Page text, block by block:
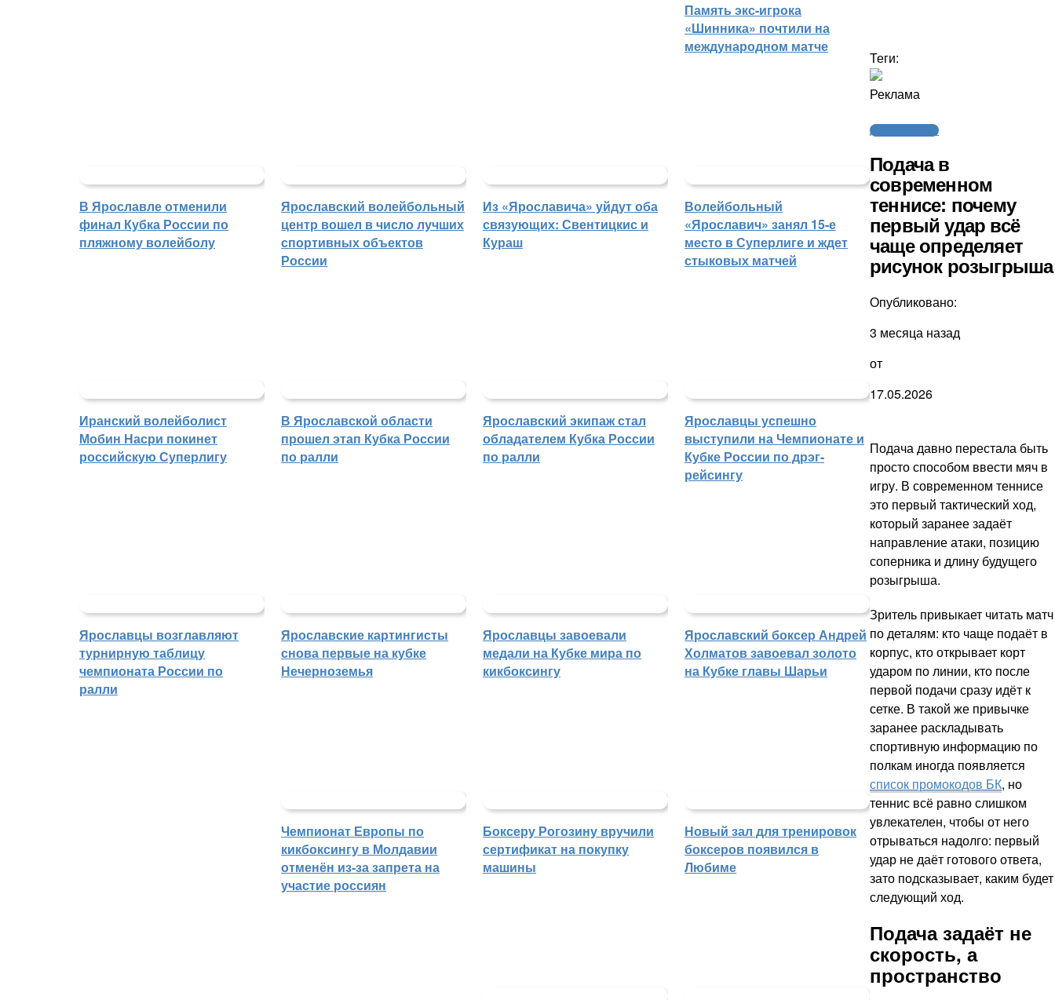
Память экс-игрока
«Шинника» почтили на
международном матче
В Ярославле отменили
финал Кубка России по
пляжному волейболу
Ярославский волейбольный
центр вошел в число лучших
спортивных объектов
России
Из «Ярославича» уйдут оба
связующих: Свентицкис и
Кураш
Волейбольный
«Ярославич» занял 15-е
место в Суперлиге и ждет
стыковых матчей
Иранский волейболист
Мобин Насри покинет
российскую Суперлигу
В Ярославской области
прошел этап Кубка России
по ралли
Ярославский экипаж стал
обладателем Кубка России
по ралли
Ярославцы успешно
выступили на Чемпионате и
Кубке России по дрэг-
рейсингу
Ярославцы возглавляют
турнирную таблицу
чемпионата России по
ралли
Ярославские картингисты
снова первые на кубке
Нечерноземья
Ярославцы завоевали
медали на Кубке мира по
кикбоксингу
Ярославский боксер Андрей
Холматов завоевал золото
на Кубке главы Шарьи
Чемпионат Европы по
кикбоксингу в Молдавии
отменён из-за запрета на
участие россиян
Боксеру Рогозину вручили
сертификат на покупку
машины
Новый зал для тренировок
боксеров появился в
Любиме
Теги:
Реклама
Другие новости
Подача в
современном
теннисе: почему
первый удар всё
чаще определяет
рисунок розыгрыша
Опубликовано:
3 месяца назад
от
17.05.2026
Подача давно перестала быть
просто способом ввести мяч в
игру. В современном теннисе
это первый тактический ход,
который заранее задаёт
направление атаки, позицию
соперника и длину будущего
розыгрыша.
Зритель привыкает читать матч
по деталям: кто чаще подаёт в
корпус, кто открывает корт
ударом по линии, кто после
первой подачи сразу идёт к
сетке. В такой же привычке
заранее раскладывать
спортивную информацию по
полкам иногда появляется
список промокодов БК, но
теннис всё равно слишком
увлекателен, чтобы от него
отрываться надолго: первый
удар не даёт готового ответа,
зато подсказывает, каким будет
следующий ход.
Подача задаёт не
скорость, а
пространство